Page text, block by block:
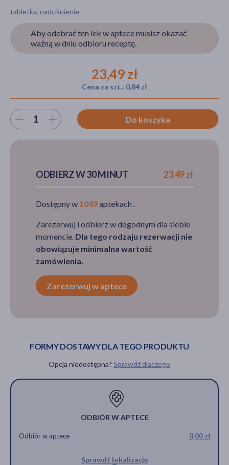
tabletka, nadciśnienie
Aby odebrać ten lek w aptece musisz okazać
ważną w dniu odbioru receptę.
23,49 zł
Cena za szt.: 0,84 zł
Wybierz ilość Do koszyka
ODBIERZ W 30 MINUT 23,49 zł
Dostępny w 1049aptekach .
Zarezerwuj i odbierz w dogodnym dla siebie
momencie. Dla tego rodzaju rezerwacji nie
obowiązuje minimalna wartość
zamówienia.
Zarezerwuj w aptece
FORMY DOSTAWY DLA TEGO PRODUKTU
Opcja niedostępna? Sprawdź dlaczego
ODBIÓR W APTECE
Odbiór w aptece 0,00 zł
Sprawdź lokalizację